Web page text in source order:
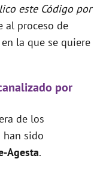
este Código por
al proceso de
la que se quiere
por
de los
han sido
Agesta.